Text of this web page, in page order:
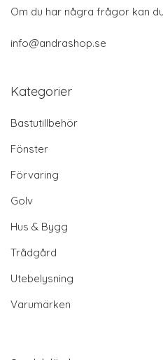
Om du har några frågor kan
info@andrashop.se
Kategorier
Bastutillbehör
Fönster
Förvaring
Golv
Hus & Bygg
Trådgård
Utebelysning
Varumärken